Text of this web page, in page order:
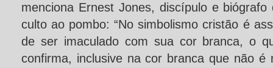
menciona Ernest Jones, discípulo e
culto ao pombo: “No simbolismo cristão é
de ser imaculado com sua cor branca, o
confirma, inclusive na cor branca que não é